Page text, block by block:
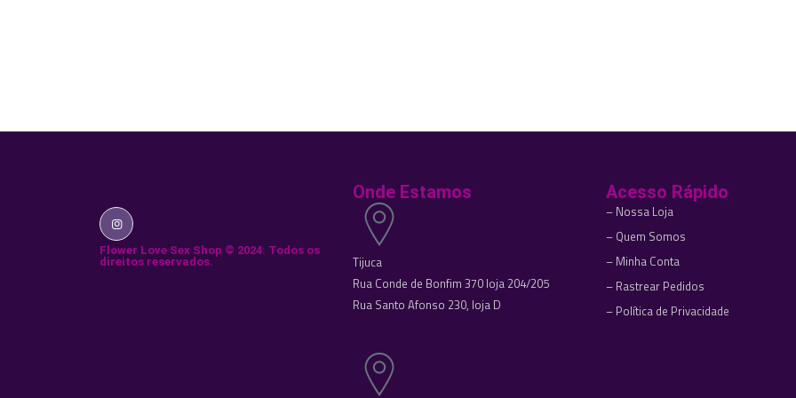
Flower Love Sex Shop © 2024. Todos os
direitos reservados.
Onde Estamos
Tijuca
Rua Conde de Bonfim 370 loja 204/205
Rua Santo Afonso 230, loja D
Acesso Rápido
– Nossa Loja
– Quem Somos
– Minha Conta
– Rastrear Pedidos
– Política de Privacidade